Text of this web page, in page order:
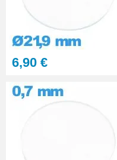
6,90 €